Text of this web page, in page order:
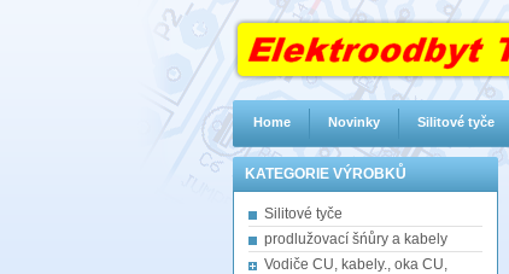
KATEGORIE VÝROBKŮ
Silitové tyče
prodlužovací šńůry a kabely
Vodiče CU, kabely., oka CU,
Home Novinky Silitové tyče